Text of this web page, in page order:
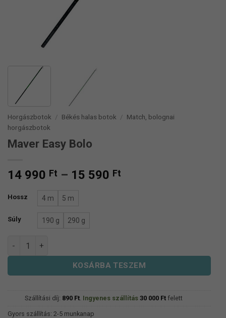
Horgászbotok / Békés halas botok / Match, bolognai
horgászbotok
Maver Easy Bolo
14 990 Ft – 15 590 Ft
Hossz 4 m 5 m
Súly 190 g 290 g
Maver Easy Bolo mennyiség
KOSÁRBA TESZEM
Szállítási díj: 890 Ft. Ingyenes szállítás 30 000 Ftfelett
Gyors szállítás: 2-5 munkanap